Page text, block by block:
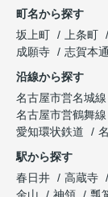
町名から探す
坂上町
上条町
成願寺
志賀本通
沿線から探す
名古屋市営名城線
名古屋市営鶴舞線
愛知環状鉄道
駅から探す
春日井
高蔵寺